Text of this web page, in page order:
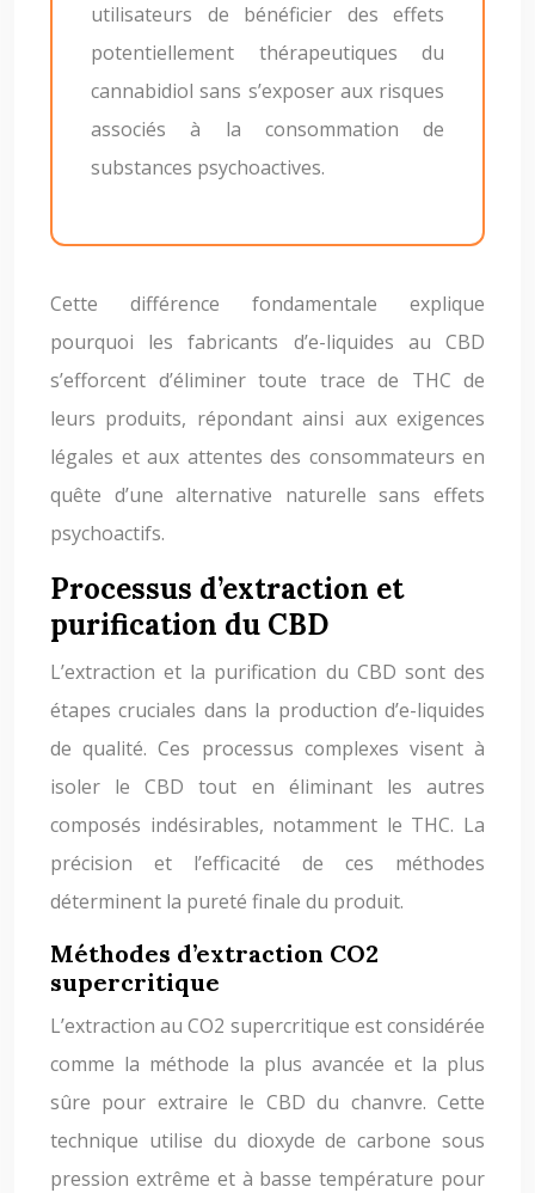
utilisateurs de bénéficier des effets
potentiellement thérapeutiques du
cannabidiol sans s’exposer aux risques
associés à la consommation de
substances psychoactives.
Cette différence fondamentale explique
pourquoi les fabricants d’e-liquides au CBD
s’efforcent d’éliminer toute trace de THC de
leurs produits, répondant ainsi aux exigences
légales et aux attentes des consommateurs en
quête d’une alternative naturelle sans effets
psychoactifs.
Processus d’extraction et
purification du CBD
L’extraction et la purification du CBD sont des
étapes cruciales dans la production d’e-liquides
de qualité. Ces processus complexes visent à
isoler le CBD tout en éliminant les autres
composés indésirables, notamment le THC. La
précision et l’efficacité de ces méthodes
déterminent la pureté finale du produit.
Méthodes d’extraction CO2
supercritique
L’extraction au CO2 supercritique est considérée
comme la méthode la plus avancée et la plus
sûre pour extraire le CBD du chanvre. Cette
technique utilise du dioxyde de carbone sous
pression extrême et à basse température pour